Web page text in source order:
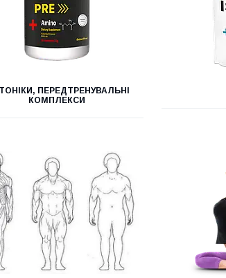
ПЕРЕДТРЕНУВАЛЬНІ
КОМПЛЕКСИ